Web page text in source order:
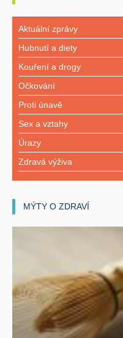
Aktuální zprávy
Hubnutí a diety
Kouření a drogy
Očkování
Proti únavě
Sex a vztahy
Úrazy
Zdravá výživa
MÝTY O ZDRAVÍ